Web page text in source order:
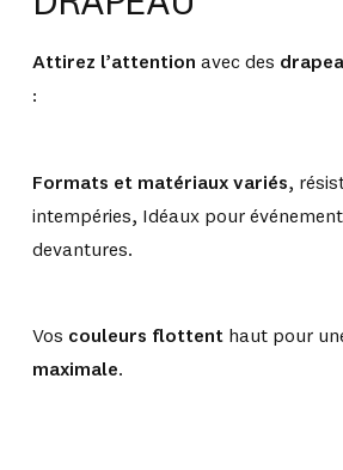
Attirez l’attention avec des
:
Formats et matériaux variés,
intempéries, Idéaux pour
devantures.
Vos couleurs flottenthaut pour
maximale.